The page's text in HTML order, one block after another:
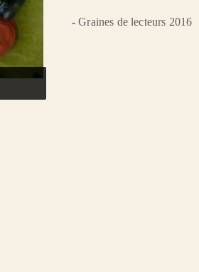
-Graines de lecteurs 2016